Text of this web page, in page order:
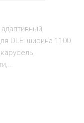
DLE: ширина 1100